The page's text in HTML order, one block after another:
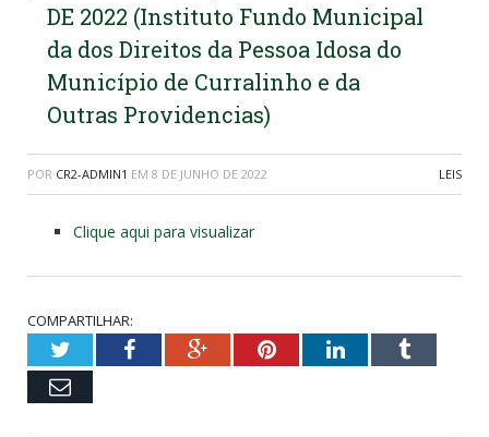
DE 2022 (Instituto Fundo Municipal
da dos Direitos da Pessoa Idosa do
Município de Curralinho e da
Outras Providencias)
POR CR2-ADMIN1 EM 8 DE JUNHO DE 2022 LEIS
Clique aqui para visualizar
COMPARTILHAR:
TwitterFacebookGoogle+PinterestLinkedInTumblr
Email